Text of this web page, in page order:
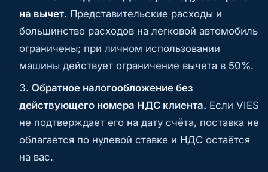
на вычет. Представительские расходы и
большинство расходов на легковой автомобиль
ограничены; при личном использовании
машины действует ограничение вычета в 50%.
Обратное налогообложение без
действующего номера НДС клиента. Если VIES
не подтверждает его на дату счёта, поставка не
облагается по нулевой ставке и НДС остаётся
на вас.